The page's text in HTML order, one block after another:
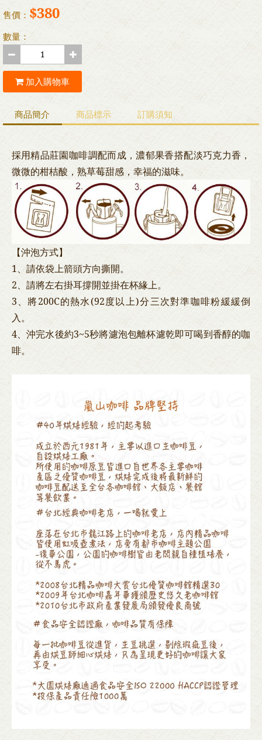
售價： $380
數量：
加入購物車
商品簡介 商品標示 訂購須知
採用精品莊園咖啡調配而成，濃郁果香搭配淡巧克力香 ，
微微的柑桔酸 ，熟草莓甜感，幸福的滋味。
【沖泡方式】
1、請依袋上箭頭方向撕開。
2、請將左右掛耳撐開並掛在杯緣上。
3、將200C的熱水(92度以上)分三次對準咖啡粉緩緩倒
入。
4、沖完水後約3~5秒將濾泡包離杯濾乾即可喝到香醇的咖
啡。